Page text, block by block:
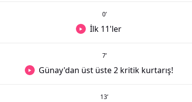
0’
İlk 11'ler
7’
Günay'dan üst üste 2 kritik kurtarış!
13’